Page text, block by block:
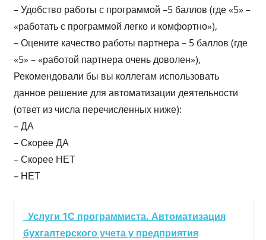
– Удобство работы с программой –5 баллов (где «5» –
«работать с программой легко и комфортно»),
– Оцените качество работы партнера – 5 баллов (где
«5» – «работой партнера очень доволен»),
Рекомендовали бы вы коллегам использовать
данное решение для автоматизации деятельности
(ответ из числа перечисленных ниже):
– ДА
– Скорее ДА
– Скорее НЕТ
– НЕТ
Услуги 1С программиста. Автоматизация
бухгалтерского учета у предприятия